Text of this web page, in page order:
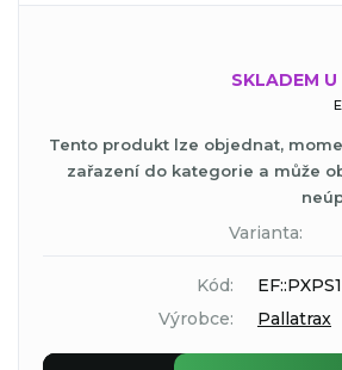
SKLADEM
Tento produkt lze objednat,
zařazení do kategorie a může
Varianta:
Kód:
Výrobce:
Pallatrax